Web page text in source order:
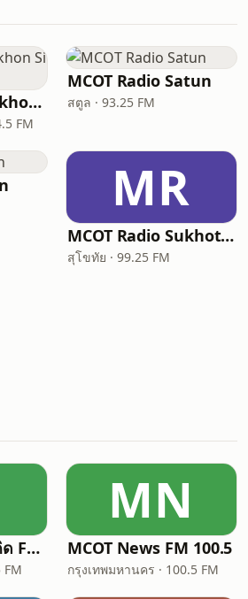
MCOT Radio Nakhon Si Thammarat
FM
MCOT Radio Satun
สตูล · 93.25 FM
MR
MCOT Radio Sukhothai
สุโขทัย · 99.25 FM
อสมท คลื่นความคิด FM96.5 (Thinking Radio)
FM
MN
MCOT News FM 100.5
กรุงเทพมหานคร · 100.5 FM